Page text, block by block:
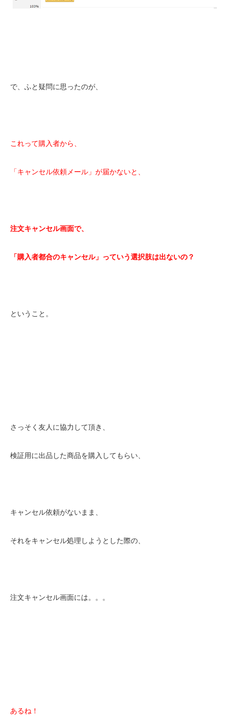
で、ふと疑問に思ったのが、
これって購入者から、
「キャンセル依頼メール」が届かないと、
注文キャンセル画面で、
「購入者都合のキャンセル」っていう選択肢は出ないの？
ということ。
さっそく友人に協力して頂き、
検証用に出品した商品を購入してもらい、
キャンセル依頼がないまま、
それをキャンセル処理しようとした際の、
注文キャンセル画面には。。。
あるね！